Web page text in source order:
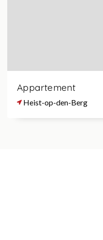
Appartement
Heist-op-den-Berg